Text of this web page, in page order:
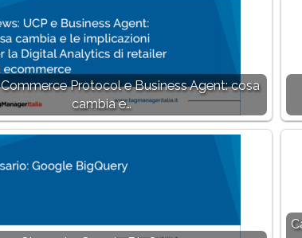
Protocol e Business Agent: cosa
cambia e…